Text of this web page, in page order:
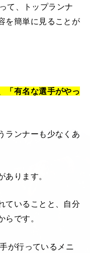
て、トップランナ
を簡単に見ることが
「有名な選手がやっ
ランナーも少なくあ
あります。
ていることと、自分
らです。
が行っているメニ